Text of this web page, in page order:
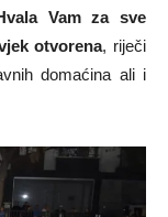
Vam za sve
otvorena, riječi
domaćina ali i